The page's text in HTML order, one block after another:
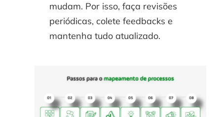
mudam. Por isso, faça revisões
periódicas, colete feedbacks e
mantenha tudo atualizado.